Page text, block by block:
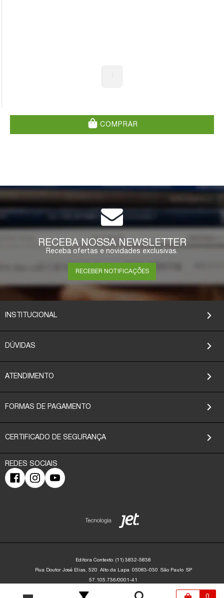
COMPRAR
RECEBA NOSSA NEWSLETTER
Receba ofertas e novidades exclusivas.
RECEBER NOTIFICAÇÕES
INSTITUCIONAL
DÚVIDAS
ATENDIMENTO
FORMAS DE PAGAMENTO
CERTIFICADO DE SEGURANÇA
Editora Contexto (11) 3832-5838
Rua Doutor José Elias, 520 Alto da Lapa 05083-030 São Paulo SP
57.105.736/0001-41
Lapa - São Paulo/SP - 05083-030 | contato@editoracontexto.com.br | +55 11